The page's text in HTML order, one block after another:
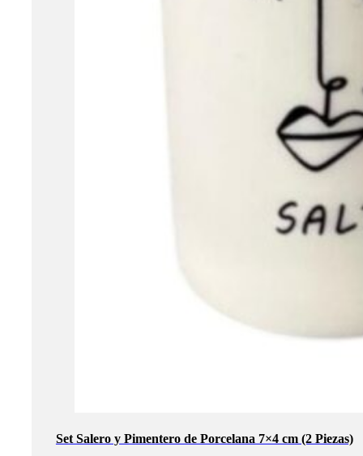
Set Salero y Pimentero de Porcelana 7×4 cm (2 Piezas)